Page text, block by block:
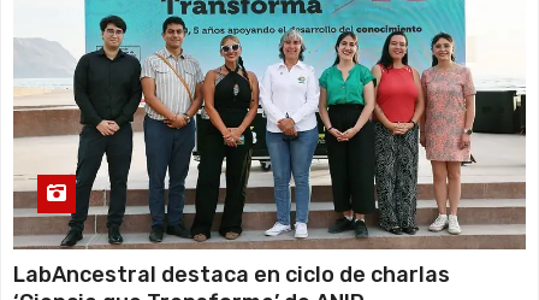
LabAncestral destaca en ciclo de charlas